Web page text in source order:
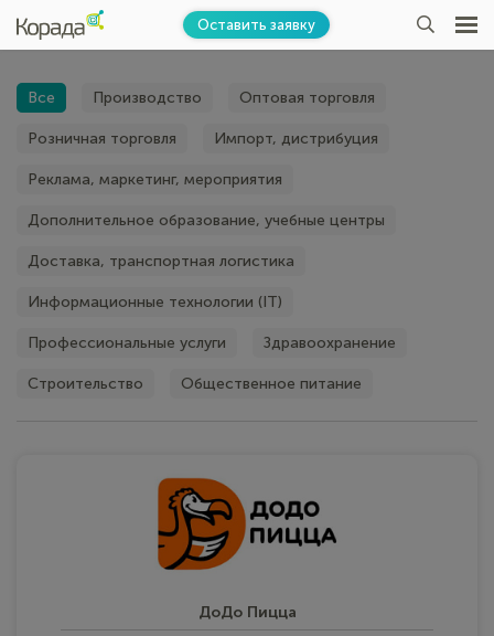
Оставить заявку
Все Производство Оптовая торговля
Розничная торговля Импорт, дистрибуция
Реклама, маркетинг, мероприятия
Дополнительное образование, учебные центры
Доставка, транспортная логистика
Информационные технологии (IT)
Профессиональные услуги Здравоохранение
Строительство Общественное питание
ДоДо Пицца